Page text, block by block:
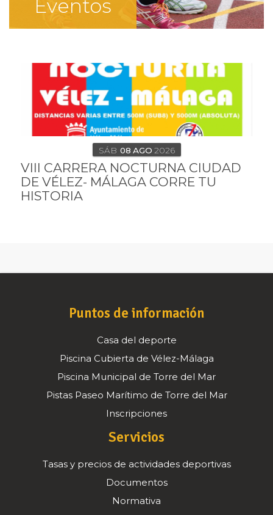
Eventos
SÁB 08 AGO 2026
VIII CARRERA NOCTURNA CIUDAD
DE VÉLEZ- MÁLAGA CORRE TU
HISTORIA
Puntos de información
Casa del deporte
Piscina Cubierta de Vélez-Málaga
Piscina Municipal de Torre del Mar
Pistas Paseo Marítimo de Torre del Mar
Inscripciones
Servicios
Tasas y precios de actividades deportivas
Documentos
Normativa